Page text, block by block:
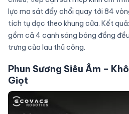
lực ma sát đẩy chổi quay tới 84
tích tụ dọc theo khung cửa. Kết
gồm cả 4 cạnh sáng bóng đồng
trưng của lau thủ công.
Phun Sương Siêu Âm –
Giọt